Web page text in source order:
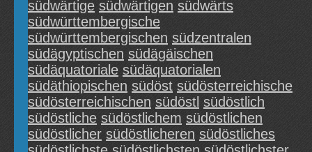
südwärtige südwärtigen südwärts
südwürttembergische
südwürttembergischen südzentralen
südägyptischen südägäischen
südäquatoriale südäquatorialen
südäthiopischen südöst südösterreichische
südösterreichischen südöstl südöstlich
südöstliche südöstlichem südöstlichen
südöstlicher südöstlicheren südöstliches